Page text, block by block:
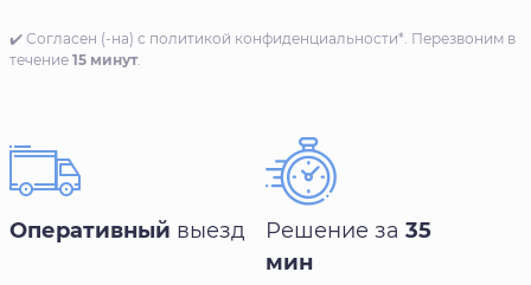
✔️ Согласен (-на) с политикой конфиденциальности*. Перезвоним в
течение 15 минут.
Оперативный выезд Решение за 35
мин